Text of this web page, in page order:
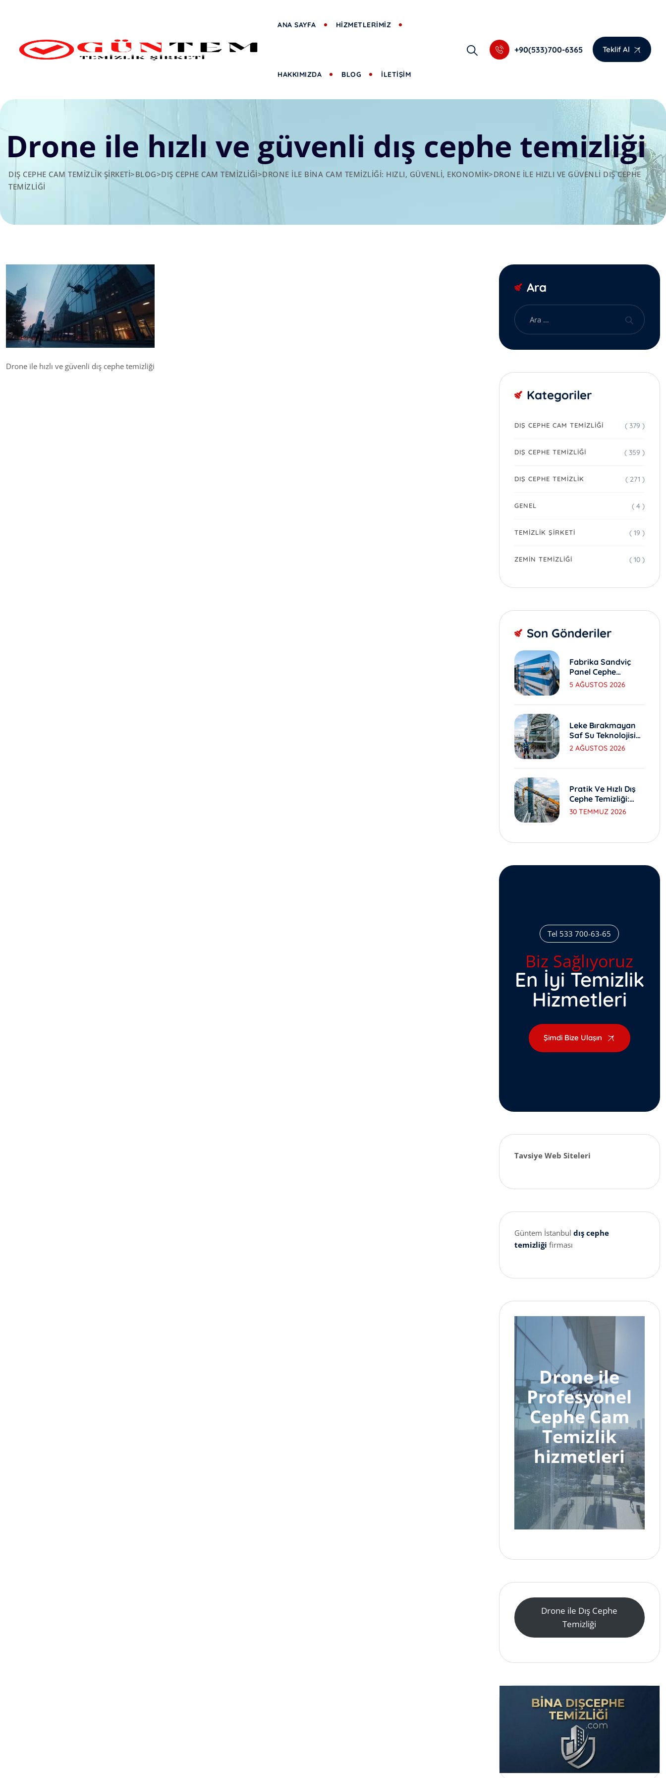
ANA SAYFA HİZMETLERİMİZ
HAKKIMIZDA BLOG İLETİŞİM
+90(533)700-6365 Teklif Al
Drone ile hızlı ve güvenli dış cephe temizliği
DIŞ CEPHE CAM TEMIZLIK ŞIRKETI>BLOG>DIŞ CEPHE CAM TEMIZLIĞI>DRONE ILE BINA CAM TEMIZLIĞI: HIZLI, GÜVENLI, EKONOMIK>DRONE ILE HIZLI VE GÜVENLI DIŞ CEPHE
TEMIZLIĞI
Drone ile hızlı ve güvenli dış cephe temizliği
Ara
Kategoriler
DIŞ CEPHE CAM TEMIZLIĞI ( 379 )
DIŞ CEPHE TEMIZLIĞI ( 359 )
DIŞ CEPHE TEMIZLIK ( 271 )
GENEL ( 4 )
TEMIZLIK ŞIRKETI ( 19 )
ZEMIN TEMIZLIĞI ( 10 )
Son Gönderiler
Fabrika Sandviç
Panel Cephe
Yıkama Ve Bakım
5 AĞUSTOS 2026
Leke Bırakmayan
Saf Su Teknolojisi
Ile Dış Cephe
2 AĞUSTOS 2026
Pratik Ve Hızlı Dış
Cephe Temizliği:
Sepetli Vinç
30 TEMMUZ 2026
Tel 533 700-63-65
Biz Sağlıyoruz
En İyi Temizlik
Hizmetleri
Şimdi Bize Ulaşın
Tavsiye Web Siteleri
Güntem İstanbul dış cephe
temizliği firması
Drone ile
Profesyonel
Cephe Cam
Temizlik
hizmetleri
Drone ile Dış Cephe
Temizliği